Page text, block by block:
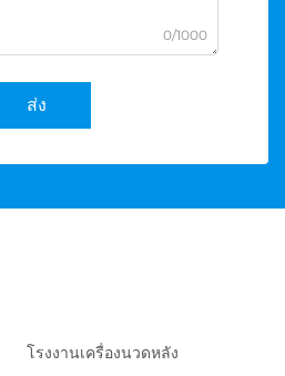
0/1000
ส่ง
โรงงานเครื่องนวดหลัง